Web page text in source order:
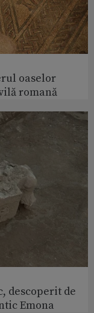
oaselor
romană
descoperit de
Emona